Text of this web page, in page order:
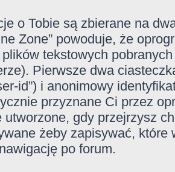
o Tobie są zbierane na
Zone” powoduje, że
plików tekstowych
Pierwsze dwa
id”) i anonimowy
przyznane Ci przez
utworzone, gdy przejrzysz
żeby zapisywać, które
po forum.